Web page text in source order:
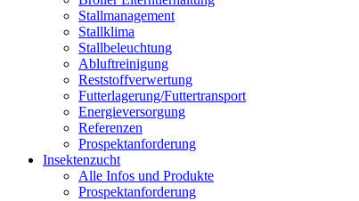
Stallmanagement
Stallklima
Stallbeleuchtung
Abluftreinigung
Reststoffverwertung
Futterlagerung/Futtertransport
Energieversorgung
Referenzen
Prospektanforderung
Insektenzucht
Alle Infos und Produkte
Prospektanforderung